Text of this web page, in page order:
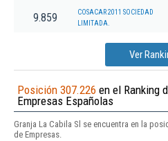
9.859
COSACAR 2011 SOCIEDAD
LIMITADA.
Ver
Posición 307.226 en el Ranking
Empresas Españolas
Granja La Cabila Sl se encuentra en la
de Empresas.